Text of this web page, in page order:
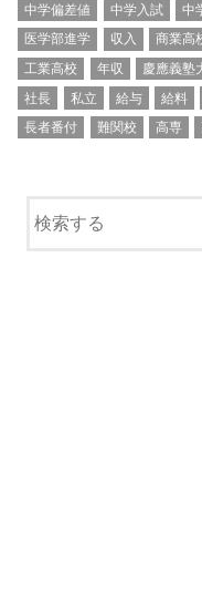
中学偏差値
中学入試 中
医学部進学
収入 商業高
工業高校
年収 慶應義塾
社長
私立 給与 給料
長者番付
難関校 高専